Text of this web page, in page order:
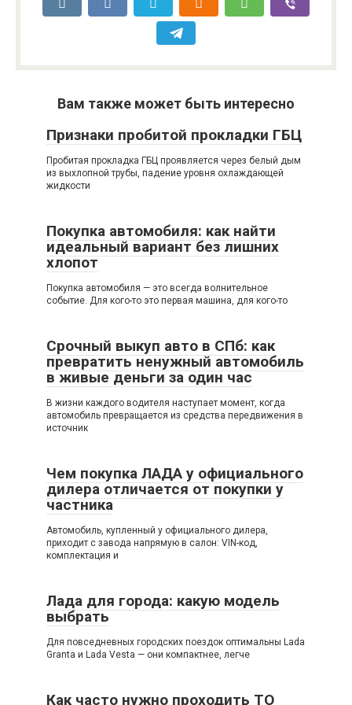
Вам также может быть интересно
Признаки пробитой прокладки ГБЦ
Пробитая прокладка ГБЦ проявляется через белый дым
из выхлопной трубы, падение уровня охлаждающей
жидкости
Покупка автомобиля: как найти
идеальный вариант без лишних
хлопот
Покупка автомобиля — это всегда волнительное
событие. Для кого-то это первая машина, для кого-то
Срочный выкуп авто в СПб: как
превратить ненужный автомобиль
в живые деньги за один час
В жизни каждого водителя наступает момент, когда
автомобиль превращается из средства передвижения в
источник
Чем покупка ЛАДА у официального
дилера отличается от покупки у
частника
Автомобиль, купленный у официального дилера,
приходит с завода напрямую в салон: VIN-код,
комплектация и
Лада для города: какую модель
выбрать
Для повседневных городских поездок оптимальны Lada
Granta и Lada Vesta — они компактнее, легче
Как часто нужно проходить ТО